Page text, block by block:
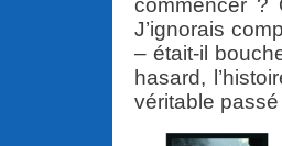
commencer ?
J’ignorais
– était-il
hasard,
véritable